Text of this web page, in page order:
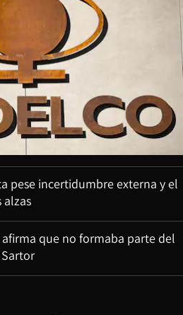
pese incertidumbre externa y el
afirma que no formaba parte del